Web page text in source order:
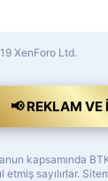
XenForo Ltd.
📢 REKLAM VE
kapsamında
sayılırlar.